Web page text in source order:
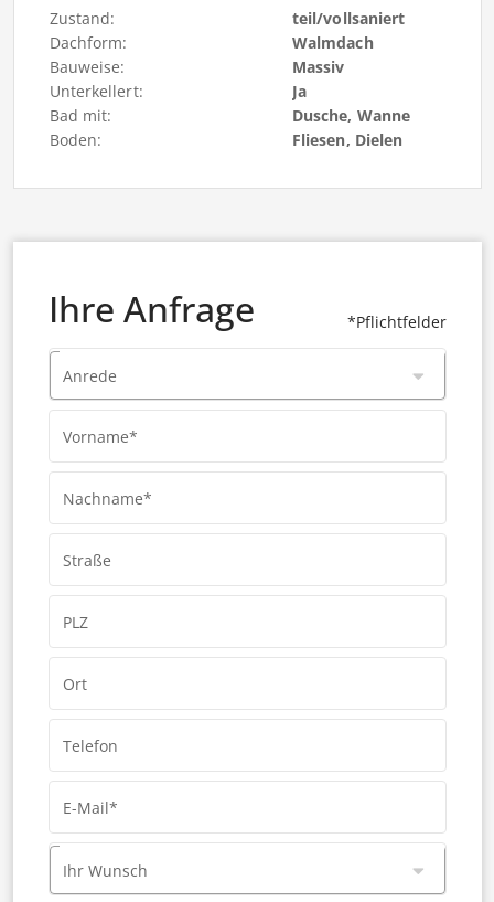
Zustand:
teil/vollsaniert
Dachform:
Walmdach
Bauweise:
Massiv
Unterkellert:
Ja
Bad mit:
Dusche, Wanne
Boden:
Fliesen, Dielen
*Pflichtfelder
Ihre Anfrage
Anrede
Vorname*
Nachname*
Straße
PLZ
Ort
Telefon
E-Mail*
Ihr Wunsch